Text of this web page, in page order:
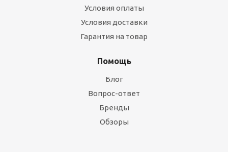
Условия оплаты
Условия доставки
Гарантия на товар
Помощь
Блог
Вопрос-ответ
Бренды
Обзоры